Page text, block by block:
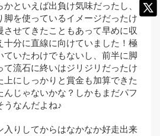
といえば出負け気味だったし、
脚を使っているイメージだったけ
させてきたこともあって早めに収
十分に直線に向けていました！極
ていたわけでもないし、前半に脚
て流石に終いはジリジリだったけ
上にしっかりと賞金も加算できた
じゃないかな？しかもまだパフ
うなんだよね♪
入りしてからはなかなか好走出来